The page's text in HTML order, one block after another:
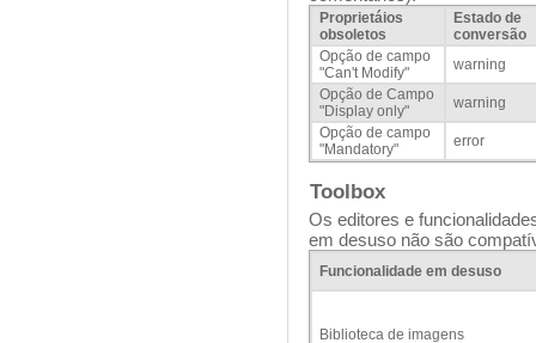
Proprietáios
obsoletos
Estado de
conversão
Opção de campo
"Can't Modify"
warning
Opção de Campo
"Display only"
warning
Opção de campo
"Mandatory"
error
Toolbox
Os editores e
em desuso não são
Funcionalidade em desuso
Biblioteca de imagens